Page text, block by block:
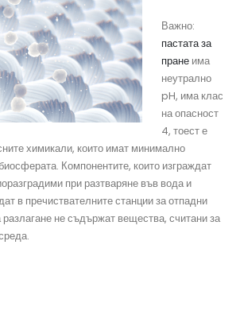
Важно:
пастата за
пране има
неутрално
pH, има клас
на опасност
4, тоест е
химикали, които имат минимално
Компонентите, които изграждат
при разтваряне във вода и
в пречиствателните станции за отпадни
не съдържат вещества, считани за